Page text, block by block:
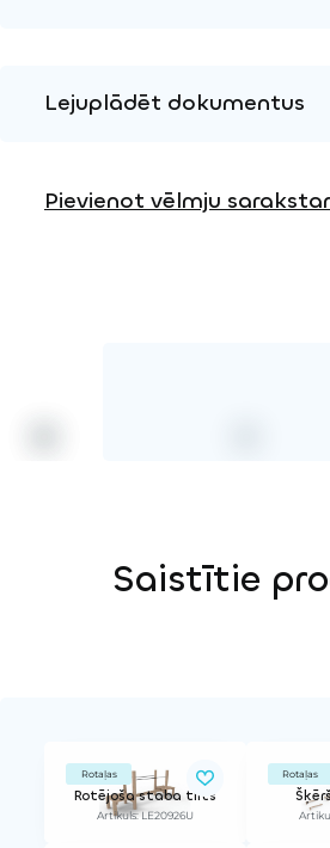
Lejuplādēt dokumentus
Pievienot vēlmju
Saistītie
Rotaļas
Rotējoša staba tilts
Artikuls: LE20926U
Rotaļas